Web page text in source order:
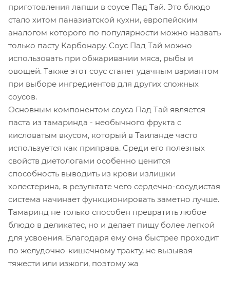
приготовления лапши в соусе Пад Тай. Это блюдо
стало хитом паназиатской кухни, европейским
аналогом которого по популярности можно назвать
только пасту Карбонару. Соус Пад Тай можно
использовать при обжаривании мяса, рыбы и
овощей. Также этот соус станет удачным вариантом
при выборе ингредиентов для других сложных
соусов.
Основным компонентом соуса Пад Тай является
паста из тамаринда - необычного фрукта с
кисловатым вкусом, который в Таиланде часто
используется как приправа. Среди его полезных
свойств диетологами особенно ценится
способность выводить из крови излишки
холестерина, в результате чего сердечно-сосудистая
система начинает функционировать заметно лучше.
Тамаринд не только способен превратить любое
блюдо в деликатес, но и делает пищу более легкой
для усвоения. Благодаря ему она быстрее проходит
по желудочно-кишечному тракту, не вызывая
тяжести или изжоги, поэтому жа